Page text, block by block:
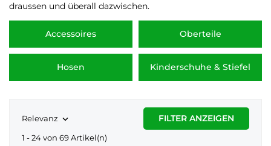
draussen und überall dazwischen.
Accessoires Oberteile
Hosen Kinderschuhe & Stiefel
Relevanz  FILTER ANZEIGEN
1 - 24 von 69 Artikel(n)